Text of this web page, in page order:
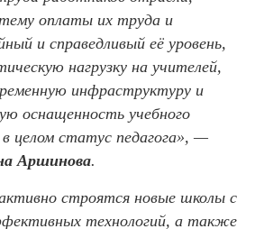
оплаты их труда и
и справедливый её уровень,
нагрузку на учителей,
инфраструктуру и
оснащенность учебного
целом статус педагога», —
Аршинова.
строятся новые школы с
технологий, а также